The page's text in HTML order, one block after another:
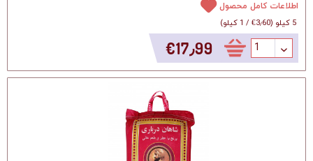
اطلاعات کامل محصول
5 کیلو
(‎€3٫60 / 1 کیلو )
‎€17٫99